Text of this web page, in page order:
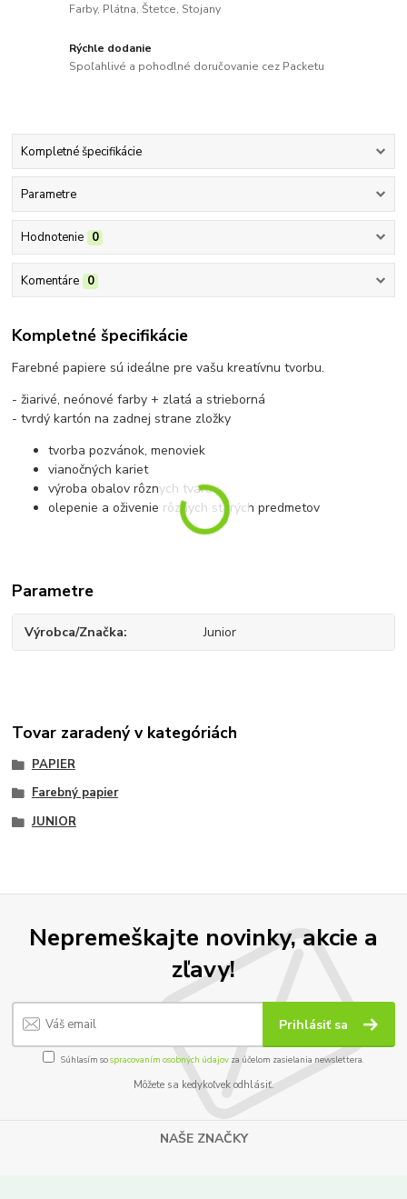
Farby, Plátna, Štetce, Stojany
Rýchle dodanie
Spoľahlivé a pohodlné doručovanie cez Packetu
Kompletné špecifikácie
Parametre
Hodnotenie 0
Komentáre 0
Kompletné špecifikácie
Farebné papiere sú ideálne pre vašu kreatívnu tvorbu.
- žiarivé, neónové farby + zlatá a strieborná
- tvrdý kartón na zadnej strane zložky
tvorba pozvánok, menoviek
vianočných kariet
výroba obalov rôznych tvarov
olepenie a oživenie rôznych starých predmetov
Parametre
Výrobca/Značka Junior
Tovar zaradený v kategóriách
PAPIER
Farebný papier
JUNIOR
Nepremeškajte novinky, akcie a
zľavy!
Prihlásiť sa
Súhlasím sospracovaním osobných údajov za účelom zasielania newslettera.
Môžete sa kedykoľvek odhlásiť.
NAŠE ZNAČKY